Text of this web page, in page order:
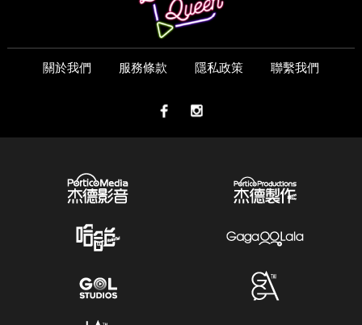
關於我們 服務條款 隱私政策 聯繫我們